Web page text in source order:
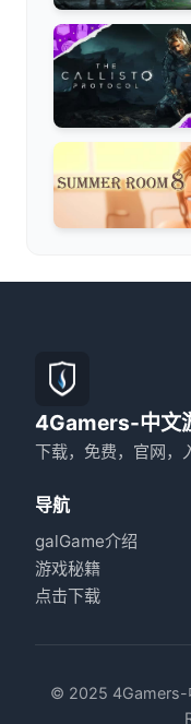
4Gamers-中文
下载，免费，官网，
导航
galGame介绍
游戏秘籍
点击下载
© 2025 4Gamers-